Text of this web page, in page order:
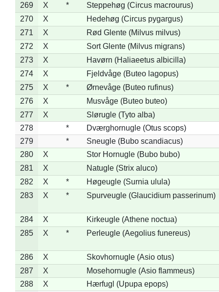
269
X *
Steppehøg (Circus macrourus)
270
X
Hedehøg (Circus pygargus)
271
X
Rød Glente (Milvus milvus)
272
X
Sort Glente (Milvus migrans)
273
X
Havørn (Haliaeetus albicilla)
274
X
Fjeldvåge (Buteo lagopus)
275
X *
Ørnevåge (Buteo rufinus)
276
X
Musvåge (Buteo buteo)
277
X
Slørugle (Tyto alba)
278
*
Dværghornugle (Otus scops)
279
*
Sneugle (Bubo scandiacus)
280
X
Stor Hornugle (Bubo bubo)
281
X
Natugle (Strix aluco)
282
X *
Høgeugle (Surnia ulula)
283
X * Spurveugle (Glaucidium passerinum)
284 X
Kirkeugle (Athene noctua)
285
X * Perleugle (Aegolius funereus)
286 X
Skovhornugle (Asio otus)
287
X
Mosehornugle (Asio flammeus)
288
X
Hærfugl (Upupa epops)